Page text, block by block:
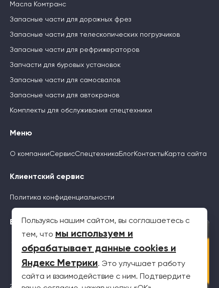
Масла Комтранс
Запасные части для дорожных фрез
Запасные части для телескопических погрузчиков
Запасные части для рефрижераторов
Запчасти для буровых установок
Запасные части для самосвалов
Запасные части для автокранов
Комплекты для обслуживания спецтехники
Меню
О компанииСервисСпецтехника БлогКонтакты Карта сайта
Клиентский сервис
Политика конфиденциальности
Будьте с нами
2026 © Все права защищены. Информация на сайте не является
Пользуясь нашим сайтом, вы соглашаетесь с
тем, что мы используем и
обрабатывает данные cookies и
Яндекс Метрики. Это улучшает работу
сайта и взаимодействие с ним. Подтвердите